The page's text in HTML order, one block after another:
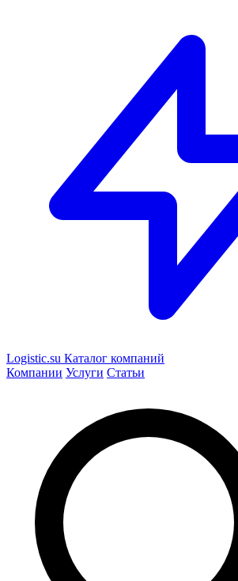
Logistic.su Каталог компаний
Компании Услуги Статьи